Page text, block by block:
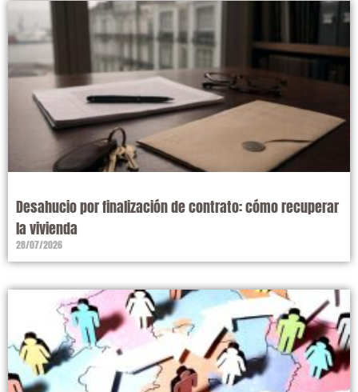
Desahucio por finalización de contrato: cómo recuperar
la vivienda
28/07/2026